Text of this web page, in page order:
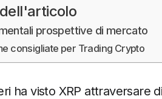
prospettive di mercato
consigliate per Trading Crypto
ha visto XRP attraversare